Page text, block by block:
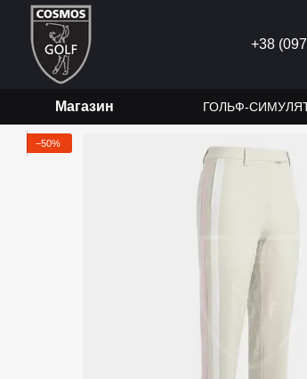
Перейти до основного контенту
+38
Магазин ГОЛЬФ-
−50%